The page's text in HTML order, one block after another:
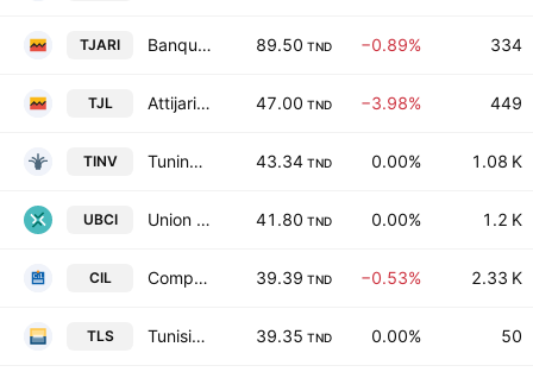
TJARI Banque Attijari de Tunisie SA 89.50 TND −0.89% 334
TJL Attijari Leasing SA 47.00 TND −3.98% 449
TINV Tuninvest SICAR SA 43.34 TND 0.00% 1.08 K
UBCI Union Bancaire pour le Commerce et l'Industrie SA 41.80 TND 0.00% 1.2 K
CIL Compagnie Internationale de Leasing 39.39 TND −0.53% 2.33 K
TLS Tunisie Leasing & Factoring SA 39.35 TND 0.00% 50